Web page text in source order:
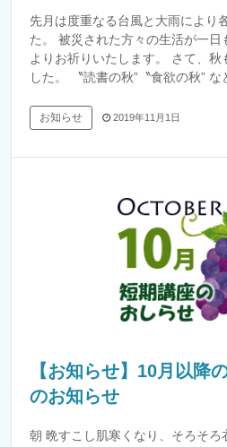
先月は度重なる台風と大雨により
た。 被災された方々の生活が一
よりお祈りいたします。 さて、秋
した。 〝読書の秋”〝食欲の秋”
お知らせ 2019年11月1日
【お知らせ】10月以降
のお知らせ
朝 晩すこし肌寒くなり、そろそろ